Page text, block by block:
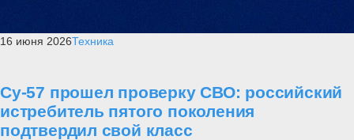
16 июня 2026Техника
Су-57 прошел проверку СВО: российский
истребитель пятого поколения
подтвердил свой класс